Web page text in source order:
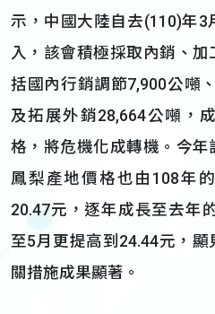
示，中國大陸自去(110)年3
入，該會積極採取內銷、
括國內行銷調節7,900公噸
及拓展外銷28,664公噸，
格，將危機化成轉機。今年
鳳梨產地價格也由108年
20.47元，逐年成長至去年
至5月更提高到24.44元，顯
關措施成果顯著。